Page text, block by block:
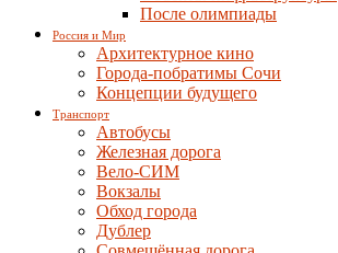
После олимпиады
Россия и Мир
Архитектурное кино
Города-побратимы Сочи
Концепции будущего
Транспорт
Автобусы
Железная дорога
Вело-СИМ
Вокзалы
Обход города
Дублер